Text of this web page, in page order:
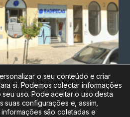
para a rede fixa
nacional
212
o seu conteúdo e criar
si. Podemos colectar informações
uso. Pode aceitar o uso desta
configurações e, assim,
são coletadas e